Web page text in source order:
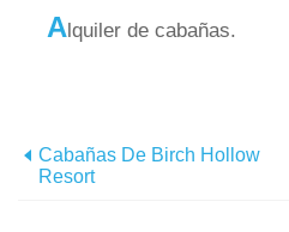
Alquiler de cabañas.
Cabañas De Birch Hollow
Resort